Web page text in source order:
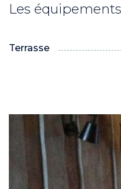
Nordic
Les équipements
Terrasse